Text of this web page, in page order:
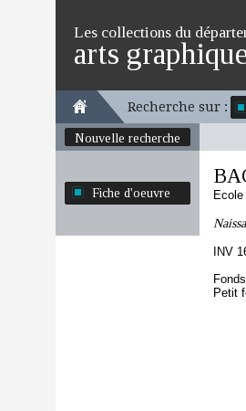
Les collections du
arts
Recherche sur :
Nouvelle recherche
Fiche d'oeuvre
INV
Petit